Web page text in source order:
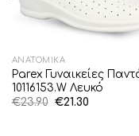
ΑΝΑΤΟΜΙΚΆ
Parex Γυναικείες
10116153.W Λευκό
€23.90 Original
€21.30Η